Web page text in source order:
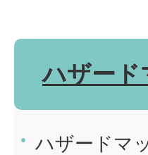
ハザード
ハザードマ